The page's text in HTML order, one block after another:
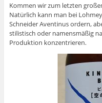
Kommen wir zum letzten
Natürlich kann man bei
Schneider Aventinus ordern,
stilistisch oder namensmäßig
Produktion konzentrieren.